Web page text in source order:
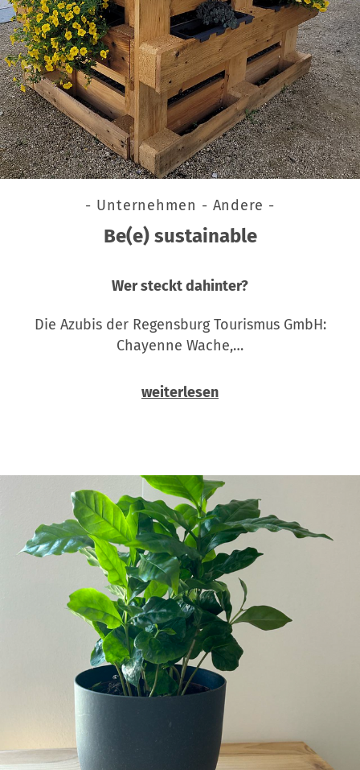
- Unternehmen - Andere -
Be(e) sustainable
Wer steckt dahinter?
Die Azubis der Regensburg Tourismus GmbH:
Chayenne Wache,…
weiterlesen